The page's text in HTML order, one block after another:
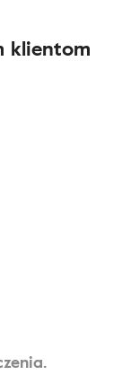
klientom